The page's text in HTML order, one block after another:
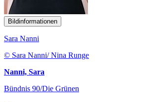
Bildinformationen
Sara Nanni
© Sara Nanni/ Nina Runge
Nanni, Sara
Bündnis 90/Die Grünen